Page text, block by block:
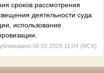
сроков рассмотрения
деятельности суда
использование
06.02.2026 11:04 (МСК)